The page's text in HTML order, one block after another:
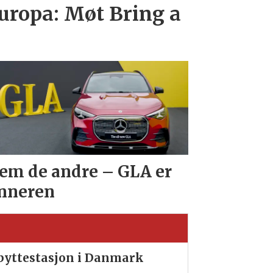
Møt Bring a
de andre – GLA er
i Danmark